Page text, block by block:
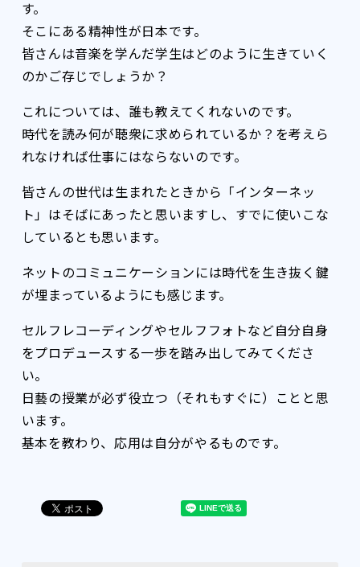
す。
そこにある精神性が日本です。
皆さんは音楽を学んだ学生はどのように生きていく
のかご存じでしょうか？
これについては、誰も教えてくれないのです。
時代を読み何が聴衆に求められているか？を考えら
れなければ仕事にはならないのです。
皆さんの世代は生まれたときから「インターネッ
ト」はそばにあったと思いますし、すでに使いこな
しているとも思います。
ネットのコミュニケーションには時代を生き抜く鍵
が埋まっているようにも感じます。
セルフレコーディングやセルフフォトなど自分自身
をプロデュースする一歩を踏み出してみてくださ
い。
日藝の授業が必ず役立つ（それもすぐに）ことと思
います。
基本を教わり、応用は自分がやるものです。